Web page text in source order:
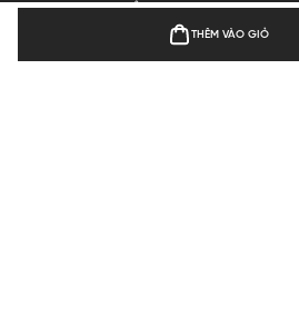
THÊM VÀO GIỎ
QUY ĐỊNH HOẠT ĐỘNG